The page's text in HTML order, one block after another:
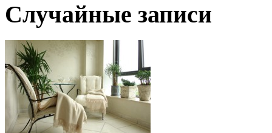
Случайные записи